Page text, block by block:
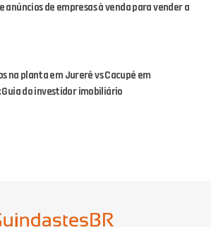
anúncios de empresas à venda para vender a
na planta em Jurerê vs Cacupé em
Guia do investidor imobiliário